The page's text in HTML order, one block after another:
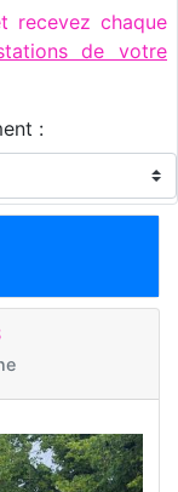
recevez chaque
de votre
: